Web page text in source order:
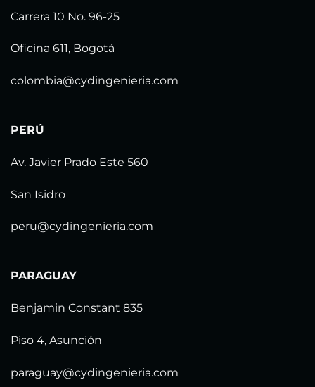
Carrera 10 No. 96-25
Oficina 611, Bogotá
colombia@cydingenieria.com
PERÚ
Av. Javier Prado Este 560
San Isidro
peru@cydingenieria.com
PARAGUAY
Benjamin Constant 835
Piso 4, Asunción
paraguay@cydingenieria.com